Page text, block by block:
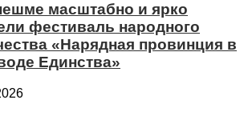
масштабно и ярко
фестиваль народного
«Нарядная провинция в
Единства»